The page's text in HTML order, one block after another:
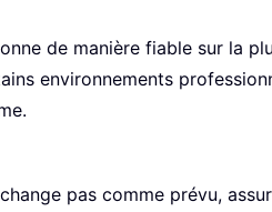
de manière fiable sur la
environnements
pas comme prévu,